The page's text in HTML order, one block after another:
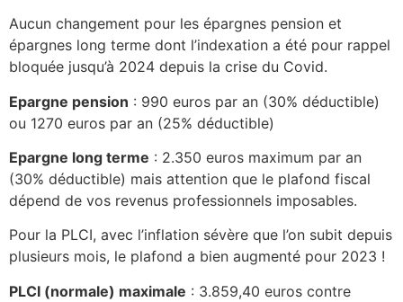
Aucun changement pour les épargnes pension et
épargnes long terme dont l’indexation a été pour rappel
bloquée jusqu’à 2024 depuis la crise du Covid.
Epargne pension : 990 euros par an (30% déductible)
ou 1270 euros par an (25% déductible)
Epargne long terme : 2.350 euros maximum par an
(30% déductible) mais attention que le plafond fiscal
dépend de vos revenus professionnels imposables.
Pour la PLCI, avec l’inflation sévère que l’on subit depuis
plusieurs mois, le plafond a bien augmenté pour 2023 !
PLCI (normale) maximale : 3.859,40 euros contre